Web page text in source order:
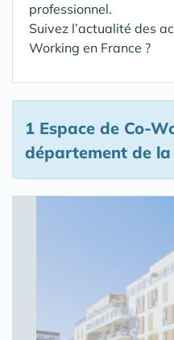
professionnel.
Suivez l’actualité des
Working en France ?
1 Espace de Co-
département de la